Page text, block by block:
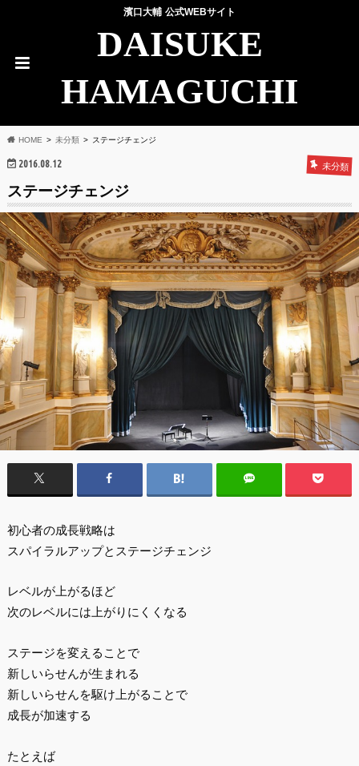
濱口大輔 公式WEBサイト
DAISUKE
HAMAGUCHI
HOME 未分類 ステージチェンジ
2016.08.12 未分類
ステージチェンジ
初心者の成長戦略は
スパイラルアップとステージチェンジ
レベルが上がるほど
次のレベルには上がりにくくなる
ステージを変えることで
新しいらせんが生まれる
新しいらせんを駆け上がることで
成長が加速する
たとえば